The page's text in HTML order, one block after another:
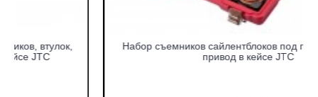
Набор съемников сайлентблоков под гидравлический
привод в кейсе JTC